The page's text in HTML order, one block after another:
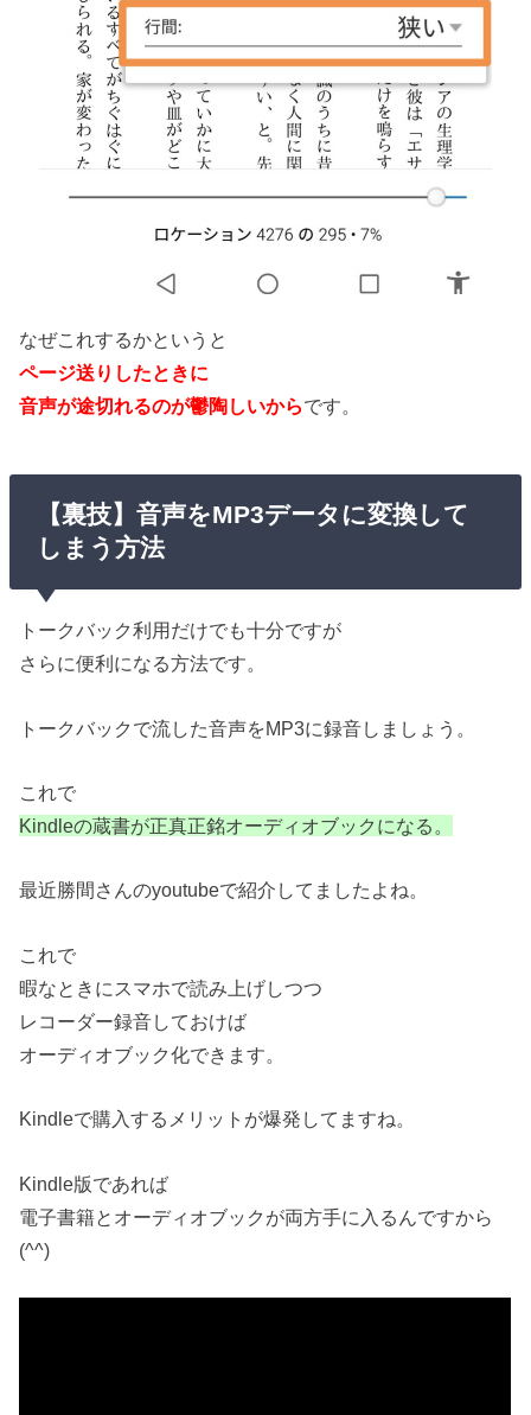
なぜこれするかというと
ページ送りしたときに
音声が途切れるのが鬱陶しいからです。
【裏技】音声をMP3データに変換して
しまう方法
トークバック利用だけでも十分ですが
さらに便利になる方法です。
トークバックで流した音声をMP3に録音しましょう。
これで
Kindleの蔵書が正真正銘オーディオブックになる。
最近勝間さんのyoutubeで紹介してましたよね。
これで
暇なときにスマホで読み上げしつつ
レコーダー録音しておけば
オーディオブック化できます。
Kindleで購入するメリットが爆発してますね。
Kindle版であれば
電子書籍とオーディオブックが両方手に入るんですから
(^^)